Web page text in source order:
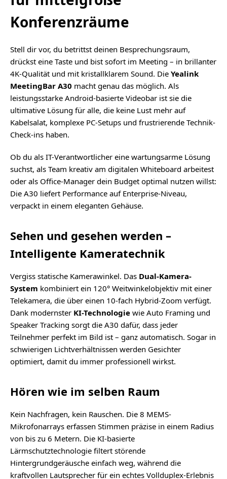
Konferenzräume
Stell dir vor, du betrittst deinen Besprechungsraum,
drückst eine Taste und bist sofort im Meeting – in brillanter
4K-Qualität und mit kristallklarem Sound. Die Yealink
MeetingBar A30 macht genau das möglich. Als
leistungsstarke Android-basierte Videobar ist sie die
ultimative Lösung für alle, die keine Lust mehr auf
Kabelsalat, komplexe PC-Setups und frustrierende Technik-
Check-ins haben.
Ob du als IT-Verantwortlicher eine wartungsarme Lösung
suchst, als Team kreativ am digitalen Whiteboard arbeitest
oder als Office-Manager dein Budget optimal nutzen willst:
Die A30 liefert Performance auf Enterprise-Niveau,
verpackt in einem eleganten Gehäuse.
Sehen und gesehen werden –
Intelligente Kameratechnik
Vergiss statische Kamerawinkel. Das Dual-Kamera-
System kombiniert ein 120° Weitwinkelobjektiv mit einer
Telekamera, die über einen 10-fach Hybrid-Zoom verfügt.
Dank modernster KI-Technologie wie Auto Framing und
Speaker Tracking sorgt die A30 dafür, dass jeder
Teilnehmer perfekt im Bild ist – ganz automatisch. Sogar in
schwierigen Lichtverhältnissen werden Gesichter
optimiert, damit du immer professionell wirkst.
Hören wie im selben Raum
Kein Nachfragen, kein Rauschen. Die 8 MEMS-
Mikrofonarrays erfassen Stimmen präzise in einem Radius
von bis zu 6 Metern. Die KI-basierte
Lärmschutztechnologie filtert störende
Hintergrundgeräusche einfach weg, während die
kraftvollen Lautsprecher für ein echtes Vollduplex-Erlebnis